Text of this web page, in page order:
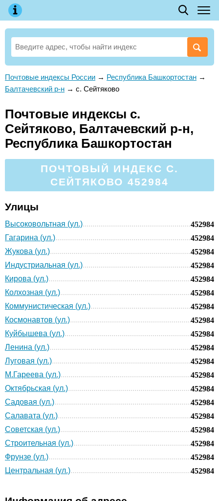
Почтовые индексы России → Республика Башкортостан →
Балтачевский р-н → с. Сейтяково
Почтовые индексы с.
Сейтяково, Балтачевский р-н,
Республика Башкортостан
ПОЧТОВЫЙ ИНДЕКС С.
СЕЙТЯКОВО 452984
Улицы
Высоковольтная (ул.)
452984
Гагарина (ул.)
452984
Жукова (ул.)
452984
Индустриальная (ул.)
452984
Кирова (ул.)
452984
Колхозная (ул.)
452984
Коммунистическая (ул.)
452984
Космонавтов (ул.)
452984
Куйбышева (ул.)
452984
Ленина (ул.)
452984
Луговая (ул.)
452984
М.Гареева (ул.)
452984
Октябрьская (ул.)
452984
Садовая (ул.)
452984
Салавата (ул.)
452984
Советская (ул.)
452984
Строительная (ул.)
452984
Фрунзе (ул.)
452984
Центральная (ул.)
452984